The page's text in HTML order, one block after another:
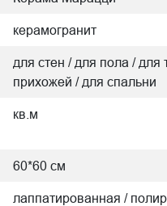
керамогранит
для стен / для пола / для
прихожей / для спальни
кв.м
60*60 см
лаппатированная /